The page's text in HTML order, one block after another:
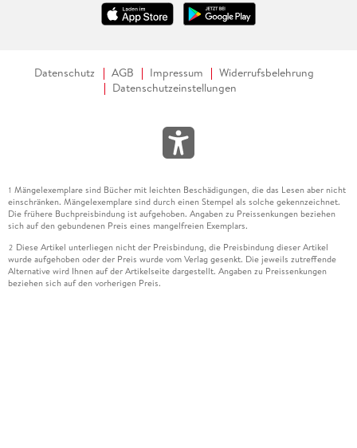
Datenschutz AGB Impressum
Widerrufsbelehrung
Datenschutzeinstellungen
1 Mängelexemplare sind Bücher mit leichten Beschädigungen, die das Lesen aber nicht
einschränken. Mängelexemplare sind durch einen Stempel als solche gekennzeichnet.
Die frühere Buchpreisbindung ist aufgehoben. Angaben zu Preissenkungen beziehen
sich auf den gebundenen Preis eines mangelfreien Exemplars.
2 Diese Artikel unterliegen nicht der Preisbindung, die Preisbindung dieser Artikel
wurde aufgehoben oder der Preis wurde vom Verlag gesenkt. Die jeweils zutreffende
Alternative wird Ihnen auf der Artikelseite dargestellt. Angaben zu Preissenkungen
beziehen sich auf den vorherigen Preis.